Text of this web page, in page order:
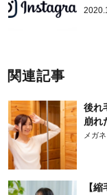
関連記事
後れ
崩れ
メガネ
【